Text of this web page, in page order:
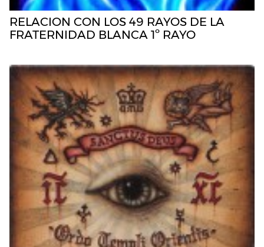
RELACION CON LOS 49 RAYOS DE LA
FRATERNIDAD BLANCA 1º RAYO